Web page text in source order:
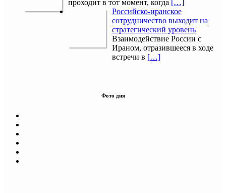
проходит в тот момент, когда […]
Российско-иранское
сотрудничество выходит на
стратегический уровень
Взаимодействие России с
Ираном, отразившееся в ходе
встречи в […]
Фото дня